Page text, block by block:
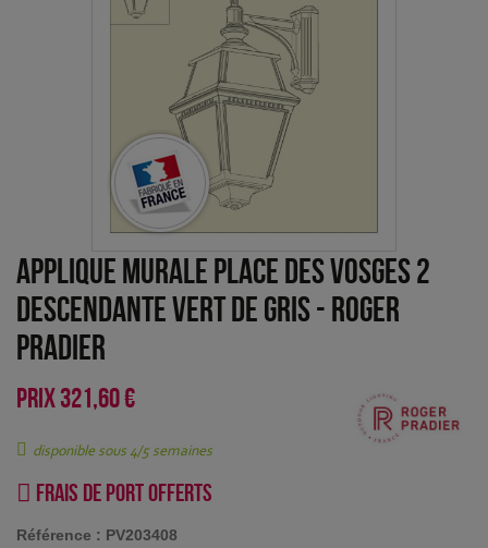
Applique murale Place des Vosges 2
descendante Vert de gris- Roger
Pradier
PRIX321,60 €
disponible sous 4/5 semaines
Frais de port offerts
Référence : PV203408